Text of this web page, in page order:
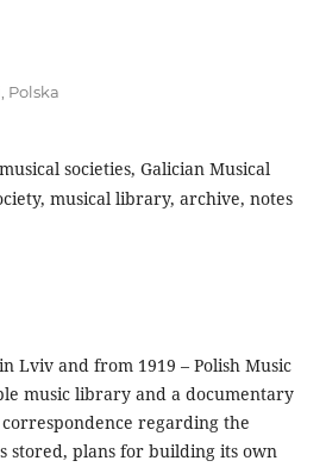
Polska
societies, Galician Musical
musical library, archive, notes
Lviv and from 1919 – Polish Music
music library and a documentary
regarding the
stored, plans for building its own